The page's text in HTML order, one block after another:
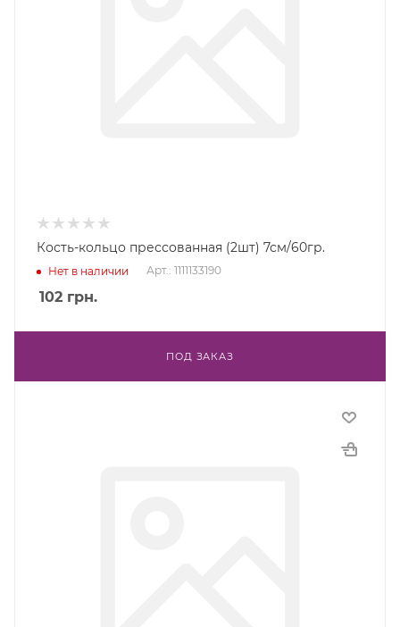
Кость-кольцо прессованная (2шт) 7см/60гр.
Нет в наличии Арт.: 1111133190
102 грн.
ПОД ЗАКАЗ